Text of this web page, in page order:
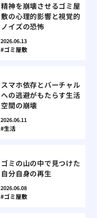
精神を崩壊させるゴミ屋
敷の心理的影響と視覚的
ノイズの恐怖
2026.06.13
ゴミ屋敷
スマホ依存とバーチャル
への逃避がもたらす生活
空間の崩壊
2026.06.11
生活
ゴミの山の中で見つけた
自分自身の再生
2026.06.08
ゴミ屋敷